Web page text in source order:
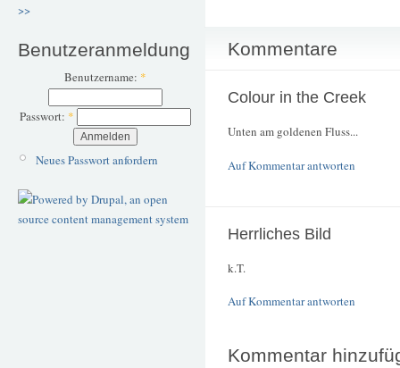
>>
Benutzeranmeldung
Benutzername: *
Passwort: *
Neues Passwort anfordern
Kommentare
Colour in the Creek
Unten am goldenen Fluss...
Auf Kommentar antworten
Herrliches Bild
k.T.
Auf Kommentar antworten
Kommentar